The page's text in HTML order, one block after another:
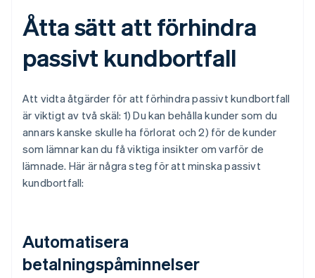
Åtta sätt att förhindra
passivt kundbortfall
Att vidta åtgärder för att förhindra passivt kundbortfall
är viktigt av två skäl: 1) Du kan behålla kunder som du
annars kanske skulle ha förlorat och 2) för de kunder
som lämnar kan du få viktiga insikter om varför de
lämnade. Här är några steg för att minska passivt
kundbortfall:
Automatisera
betalningspåminnelser